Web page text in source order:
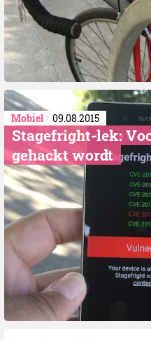
Mobiel 09.08.2015
Stagefright-lek:
gehackt wordt